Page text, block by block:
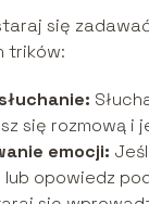
się
trików:
się rozmową i
emocji:
lub opowiedz